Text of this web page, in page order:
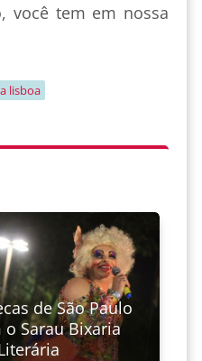
você tem em nossa
lisboa
de São Paulo
o Sarau Bixaria